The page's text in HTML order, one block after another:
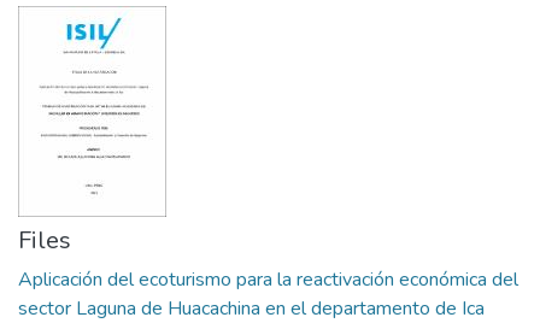
Files
Aplicación del ecoturismo para la reactivación económica del
sector Laguna de Huacachina en el departamento de Ica